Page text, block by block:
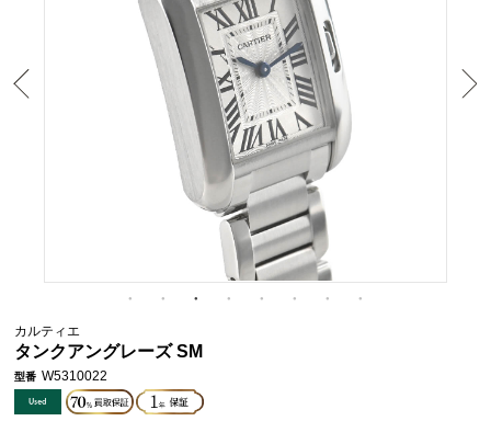
カルティエ
タンクアングレーズ SM
型番 W5310022